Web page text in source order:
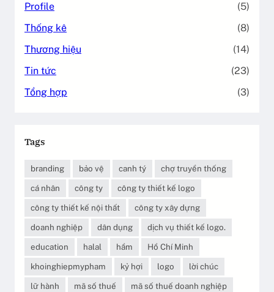
Profile
(5)
Thống kê
(8)
Thương hiệu
(14)
Tin tức
(23)
Tổng hợp
(3)
Tags
branding bảo vệ canh tý
chợ truyền thống
cá nhân
công ty
công ty thiết kế logo
công ty thiết kế nội thất
công ty xây dựng
doanh nghiệp
dân dụng
dịch vụ thiết kế logo.
education
halal hầm
Hồ Chí Minh
khoinghiepmypham
kỷ hợi logo
lời chúc
lữ hành
mã số thuế
mã số thuế doanh nghiệp